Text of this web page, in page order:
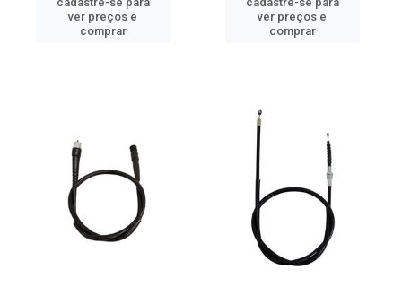
ver preços e
comprar
ver preços e
comprar